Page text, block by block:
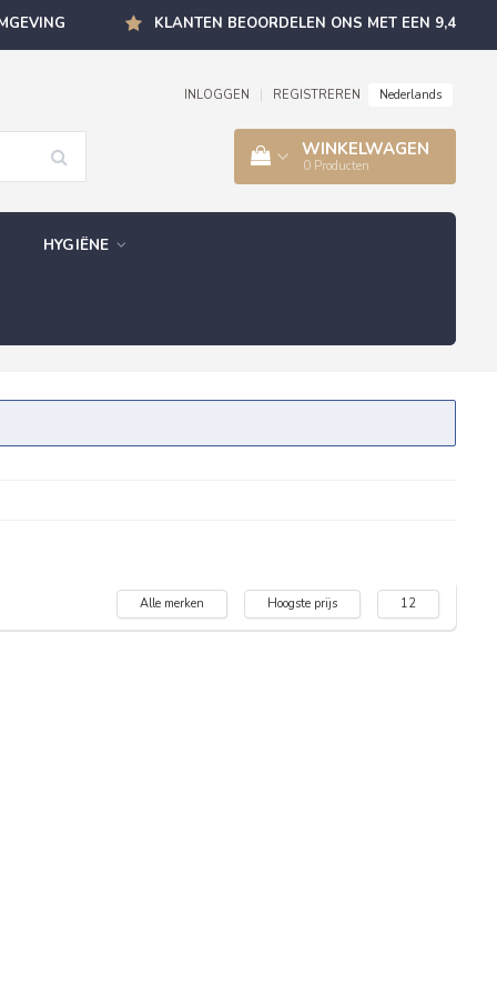
KLANTEN BEOORDELEN ONS MET EEN 9,4
INLOGGEN REGISTREREN Nederlands
WINKELWAGEN
0 Producten
HYGIËNE
Alle merken Hoogste prijs 12